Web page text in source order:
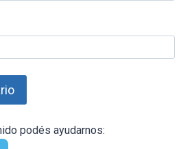
podés ayudarnos: